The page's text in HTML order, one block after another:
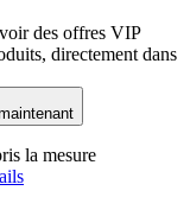
des offres VIP
directement dans
la mesure